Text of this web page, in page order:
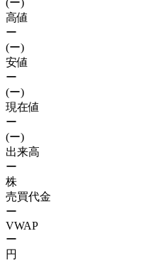
(ー)
高値
ー
(ー)
安値
ー
(ー)
現在値
ー
(ー)
出来高
ー
株
売買代金
ー
VWAP
ー
円